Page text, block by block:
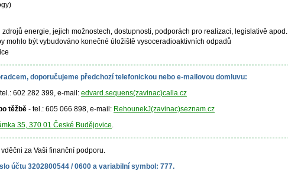
energie, jejich možnostech, dostupnosti, podporách pro realizaci, legislativě apod.
mohlo být vybudováno konečné úložiště vysoceradioaktivních odpadů
doporučujeme předchozí telefonickou nebo e-mailovou domluvu:
602 282 399, e-mail: edvard.sequens(zavinac)calla.cz
těžbě - tel.: 605 066 898, e-mail: RehounekJ(zavinac)seznam.cz
35, 370 01 České Budějovice.
za Vaši finanční podporu.
účtu 3202800544 / 0600 a variabilní symbol: 777.